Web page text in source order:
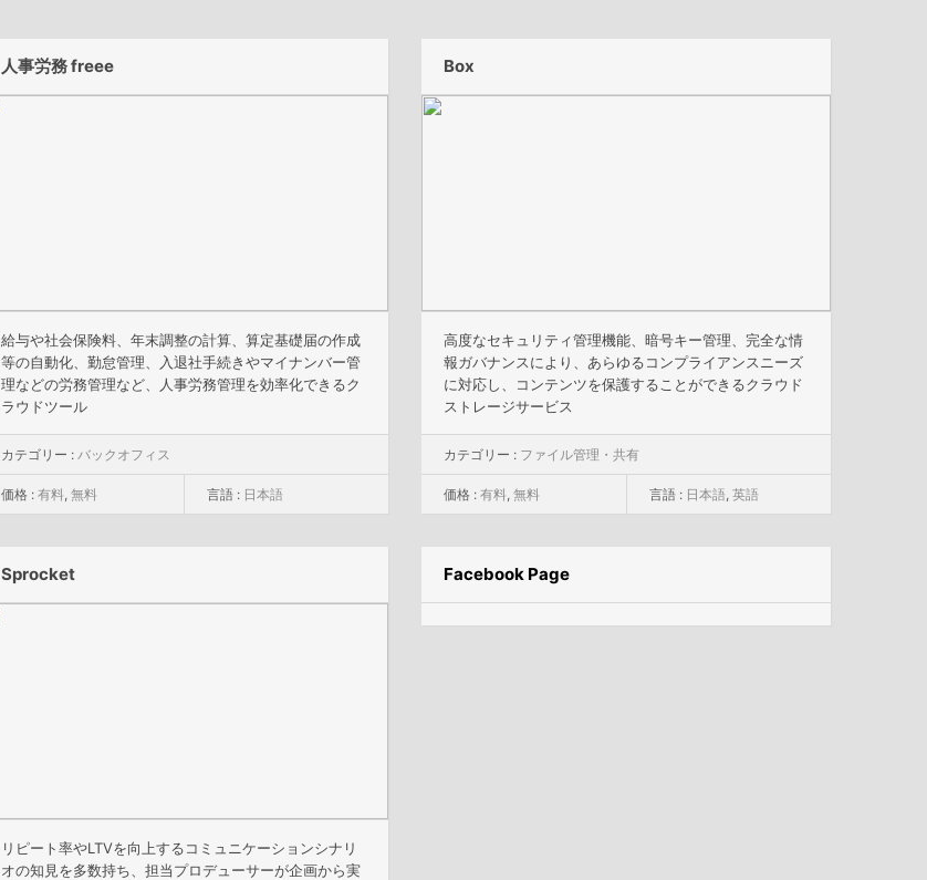
人事労務 freee
給与や社会保険料、年末調整の計算、算定基礎届の作成
等の自動化、勤怠管理、入退社手続きやマイナンバー管
理などの労務管理など、人事労務管理を効率化できるク
ラウドツール
カテゴリー : バックオフィス
価格 : 有料, 無料 言語 : 日本語
Box
高度なセキュリティ管理機能、暗号キー管理、完全な情
報ガバナンスにより、あらゆるコンプライアンスニーズ
に対応し、コンテンツを保護することができるクラウド
ストレージサービス
カテゴリー : ファイル管理・共有
価格 : 有料, 無料 言語 : 日本語, 英語
Sprocket
リピート率やLTVを向上するコミュニケーションシナリ
オの知見を多数持ち、担当プロデューサーが企画から実
Facebook Page